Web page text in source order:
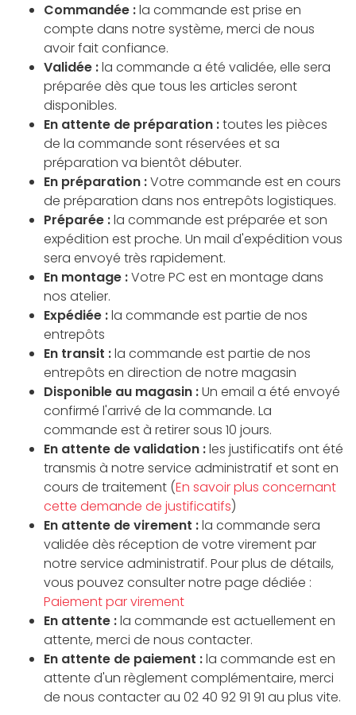
Commandée :la commande est prise en
compte dans notre système, merci de nous
avoir fait confiance.
Validée :la commande a été validée, elle sera
préparée dès que tous les articles seront
disponibles.
En attente de préparation :toutes les pièces
de la commande sont réservées et sa
préparation va bientôt débuter.
En préparation :Votre commande est en cours
de préparation dans nos entrepôts logistiques.
Préparée :la commande est préparée et son
expédition est proche. Un mail d'expédition vous
sera envoyé très rapidement.
En montage :Votre PC est en montage dans
nos atelier.
Expédiée :la commande est partie de nos
entrepôts
En transit :la commande est partie de nos
entrepôts en direction de notre magasin
Disponible au magasin :Un email a été envoyé
confirmé l'arrivé de la commande. La
commande est à retirer sous 10 jours.
En attente de validation :les justificatifs ont été
transmis à notre service administratif et sont en
cours de traitement (En savoir plus concernant
cette demande de justificatifs)
En attente de virement :la commande sera
validée dès réception de votre virement par
notre service administratif. Pour plus de détails,
vous pouvez consulter notre page dédiée :
Paiement par virement
En attente :la commande est actuellement en
attente, merci de nous contacter.
En attente de paiement :la commande est en
attente d'un règlement complémentaire, merci
de nous contacter au 02 40 92 91 91 au plus vite.